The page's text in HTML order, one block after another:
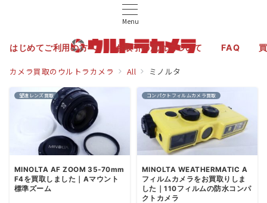
Menu
はじめてご利用の方へ お取引の流れについて FAQ
カメラ買取のウルトラカメラ All ミノルタ
望遠レンズ買取
MINOLTA AF ZOOM 35-70mm
F4を買取しました｜Aマウント
標準ズーム
コンパクトフィルムカメラ買取
MINOLTA WEATHERMATIC A
フィルムカメラをお買取りしま
した｜110フィルムの防水コンパ
クトカメラ